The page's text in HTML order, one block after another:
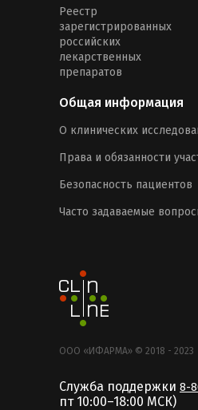
Реестр
зарегистрированных
российских
лекарственных
препаратов
Общая информация
О клинических
Права и обязанности
Безопасность пациентов
Часто задаваемые
ООО «ИФАРМА» © 2018 - 2023
Служба поддержки 8-
пт 10:00–18:00 MCК)